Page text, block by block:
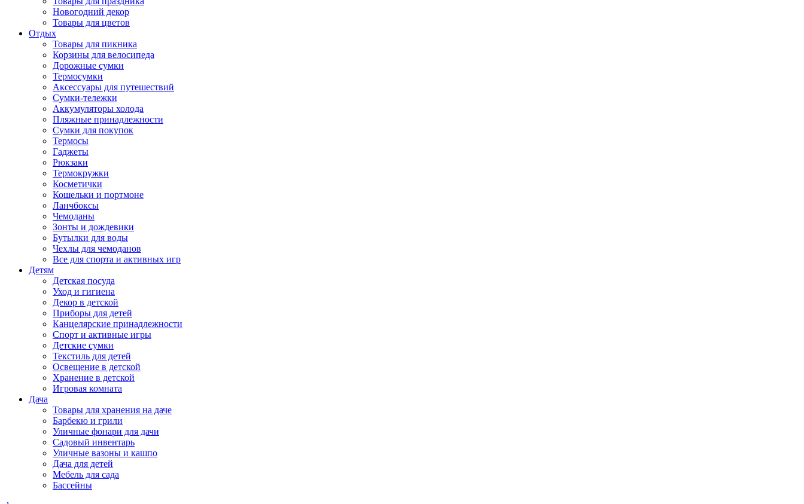
Новогодний декор
Товары для цветов
Отдых
Товары для пикника
Корзины для велосипеда
Дорожные сумки
Термосумки
Аксессуары для путешествий
Сумки-тележки
Аккумуляторы холода
Пляжные принадлежности
Сумки для покупок
Термосы
Гаджеты
Рюкзаки
Термокружки
Косметички
Кошельки и портмоне
Ланчбоксы
Чемоданы
Зонты и дождевики
Бутылки для воды
Чехлы для чемоданов
Все для спорта и активных игр
Детям
Детская посуда
Уход и гигиена
Декор в детской
Приборы для детей
Канцелярские принадлежности
Спорт и активные игры
Детские сумки
Текстиль для детей
Освещение в детской
Хранение в детской
Игровая комната
Дача
Товары для хранения на даче
Барбекю и грили
Уличные фонари для дачи
Садовый инвентарь
Уличные вазоны и кашпо
Дача для детей
Мебель для сада
Бассейны